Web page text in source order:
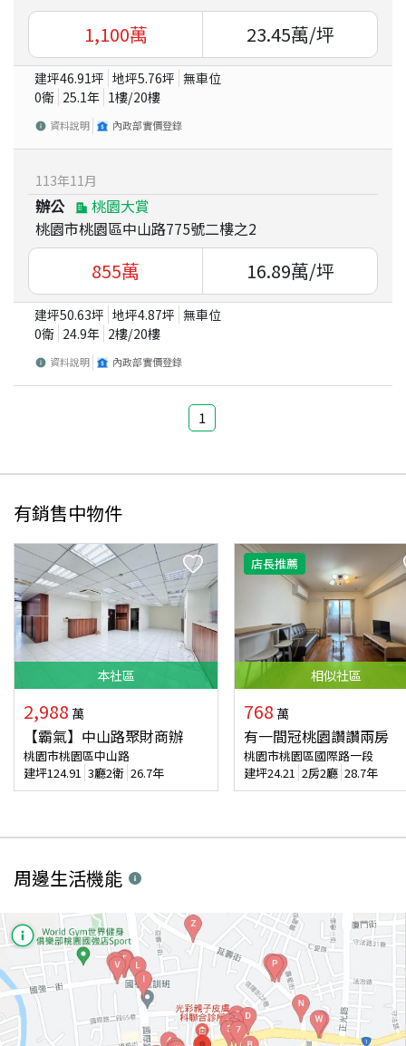
1,100萬 23.45萬/坪
建坪46.91坪 地坪5.76坪 無車位
0衛 25.1年 1樓/20樓
資料說明 內政部實價登錄
113年11 月
辦公
桃園大賞
桃園市桃園區中山路775號二樓之2
855萬 16.89萬/坪
建坪50.63坪 地坪4.87坪 無車位
0衛 24.9年 2樓/20樓
資料說明 內政部實價登錄
1
有銷售中物件
本社區
2,988 萬
【霸氣】中山路聚財商辦
桃園市桃園區中山路
建坪124.91 3廳2衛 26.7年
店長推薦
相似社區
768 萬
有一間冠桃園讚讚兩房
桃園市桃園區國際路一段
建坪24.21 2房2廳 28.7年
周邊生活機能